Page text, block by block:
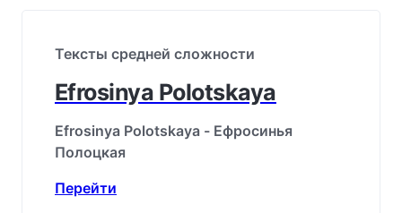
Тексты средней сложности
Efrosinya Polotskaya
Efrosinya Polotskaya - Ефросинья
Полоцкая
Перейти